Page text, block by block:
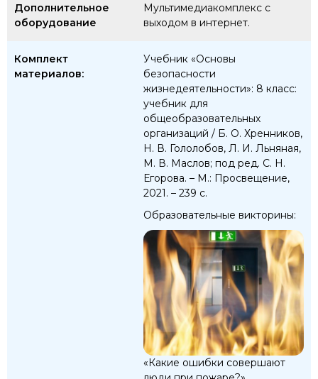
Дополнительное
оборудование
Мультимедиакомплекс с
выходом в интернет.
Комплект
материалов:
Учебник «Основы
безопасности
жизнедеятельности»: 8 класс:
учебник для
общеобразовательных
организаций / Б. О. Хренников,
Н. В. Гололобов, Л. И. Льняная,
М. В. Маслов; под ред. С. Н.
Егорова. – М.: Просвещение,
2021. – 239 с.
Образовательные викторины:
«Какие ошибки совершают